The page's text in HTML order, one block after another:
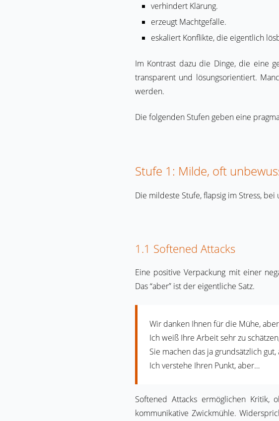
verhindert Klärung.
erzeugt Machtgefälle.
eskaliert Konflikte, die eigentlich
Im Kontrast dazu die Dinge, die eine
transparent und lösungsorientiert.
werden.
Die folgenden Stufen geben eine
Stufe 1: Milde, oft
Die mildeste Stufe, flapsig im Stress,
1.1 Softened Attacks
Eine positive Verpackung mit einer
Das “aber” ist der eigentliche Satz.
Wir danken Ihnen für die Mühe,
Ich weiß Ihre Arbeit sehr zu
Sie machen das ja grundsätzlich
Ich verstehe Ihren Punkt, aber…
Softened Attacks ermöglichen Kritik,
kommunikative Zwickmühle.